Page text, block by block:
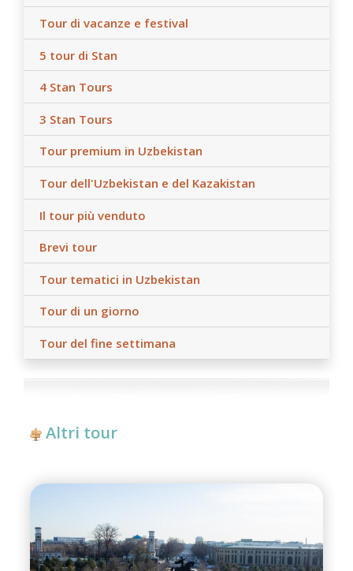
Tour di vacanze e festival
5 tour di Stan
4 Stan Tours
3 Stan Tours
Tour premium in Uzbekistan
Tour dell'Uzbekistan e del Kazakistan
Il tour più venduto
Brevi tour
Tour tematici in Uzbekistan
Tour di un giorno
Tour del fine settimana
Altri tour